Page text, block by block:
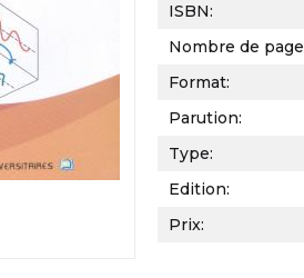
ISBN:
Nombre de
Format:
Parution:
Type:
Edition:
Prix: